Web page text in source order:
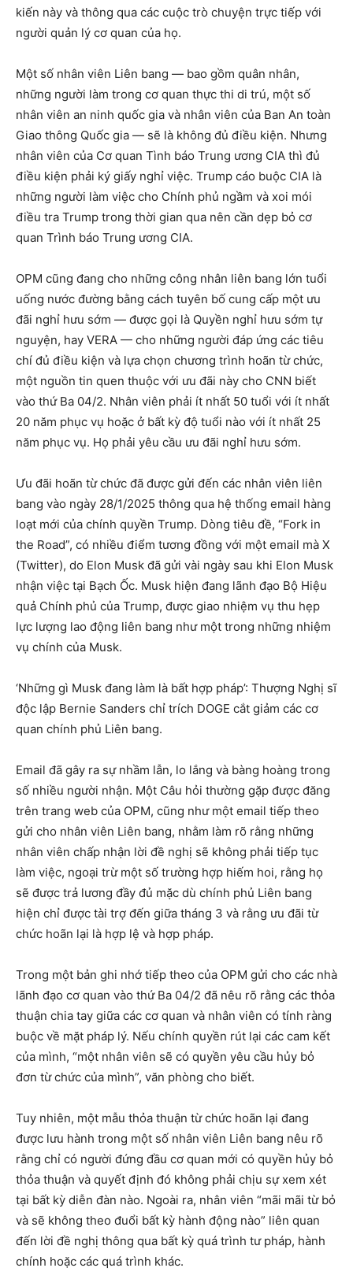
kiến ​​này và thông qua các cuộc trò chuyện trực tiếp với
người quản lý cơ quan của họ.
Một số nhân viên Liên bang — bao gồm quân nhân,
những người làm trong cơ quan thực thi di trú, một số
nhân viên an ninh quốc gia và nhân viên của Ban An toàn
Giao thông Quốc gia — sẽ là không đủ điều kiện. Nhưng
nhân viên của Cơ quan Tình báo Trung ương CIA thì đủ
điều kiện phải ký giấy nghỉ việc. Trump cáo buộc CIA là
những người làm việc cho Chính phủ ngầm và xoi mói
điều tra Trump trong thời gian qua nên cần dẹp bỏ cơ
quan Trình báo Trung ương CIA.
OPM cũng đang cho những công nhân liên bang lớn tuổi
uống nước đường bằng cách tuyên bố cung cấp một ưu
đãi nghỉ hưu sớm — được gọi là Quyền nghỉ hưu sớm tự
nguyện, hay VERA — cho những người đáp ứng các tiêu
chí đủ điều kiện và lựa chọn chương trình hoãn từ chức,
một nguồn tin quen thuộc với ưu đãi này cho CNN biết
vào thứ Ba 04/2. Nhân viên phải ít nhất 50 tuổi với ít nhất
20 năm phục vụ hoặc ở bất kỳ độ tuổi nào với ít nhất 25
năm phục vụ. Họ phải yêu cầu ưu đãi nghỉ hưu sớm.
Ưu đãi hoãn từ chức đã được gửi đến các nhân viên liên
bang vào ngày 28/1/2025 thông qua hệ thống email hàng
loạt mới của chính quyền Trump. Dòng tiêu đề, “Fork in
the Road”, có nhiều điểm tương đồng với một email mà X
(Twitter), do Elon Musk đã gửi vài ngày sau khi Elon Musk
nhận việc tại Bạch Ốc. Musk hiện đang lãnh đạo Bộ Hiệu
quả Chính phủ của Trump, được giao nhiệm vụ thu hẹp
lực lượng lao động liên bang như một trong những nhiệm
vụ chính của Musk.
‘Những gì Musk đang làm là bất hợp pháp’: Thượng Nghị sĩ
độc lập Bernie Sanders chỉ trích DOGE cắt giảm các cơ
quan chính phủ Liên bang.
Email đã gây ra sự nhầm lẫn, lo lắng và bàng hoàng trong
số nhiều người nhận. Một Câu hỏi thường gặp được đăng
trên trang web của OPM, cũng như một email tiếp theo
gửi cho nhân viên Liên bang, nhằm làm rõ rằng những
nhân viên chấp nhận lời đề nghị sẽ không phải tiếp tục
làm việc, ngoại trừ một số trường hợp hiếm hoi, rằng họ
sẽ được trả lương đầy đủ mặc dù chính phủ Liên bang
hiện chỉ được tài trợ đến giữa tháng 3 và rằng ưu đãi từ
chức hoãn lại là hợp lệ và hợp pháp.
Trong một bản ghi nhớ tiếp theo của OPM gửi cho các nhà
lãnh đạo cơ quan vào thứ Ba 04/2 đã nêu rõ rằng các thỏa
thuận chia tay giữa các cơ quan và nhân viên có tính ràng
buộc về mặt pháp lý. Nếu chính quyền rút lại các cam kết
của mình, “một nhân viên sẽ có quyền yêu cầu hủy bỏ
đơn từ chức của mình”, văn phòng cho biết.
Tuy nhiên, một mẫu thỏa thuận từ chức hoãn lại đang
được lưu hành trong một số nhân viên Liên bang nêu rõ
rằng chỉ có người đứng đầu cơ quan mới có quyền hủy bỏ
thỏa thuận và quyết định đó không phải chịu sự xem xét
tại bất kỳ diễn đàn nào. Ngoài ra, nhân viên “mãi mãi từ bỏ
và sẽ không theo đuổi bất kỳ hành động nào” liên quan
đến lời đề nghị thông qua bất kỳ quá trình tư pháp, hành
chính hoặc các quá trình khác.